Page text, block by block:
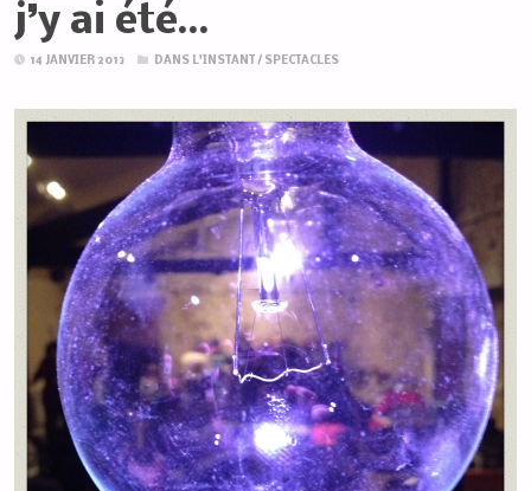
j’y ai été…
14 JANVIER 2013 DANS L'INSTANT / SPECTACLES